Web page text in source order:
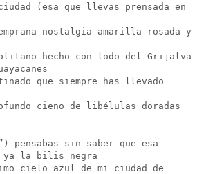
(esa que llevas prensada en
nostalgia amarilla rosada y
hecho con lodo del Grijalva
que siempre has llevado
cieno de libélulas doradas
pensabas sin saber que esa
ya la bilis negra
cielo azul de mi ciudad de